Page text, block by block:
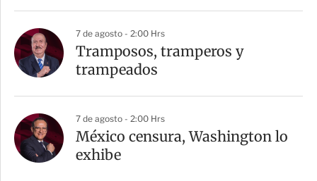
7 de agosto - 2:00 Hrs
Tramposos, tramperos y
trampeados
7 de agosto - 2:00 Hrs
México censura, Washington lo
exhibe